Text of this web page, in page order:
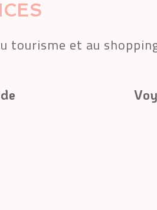
tourisme et au